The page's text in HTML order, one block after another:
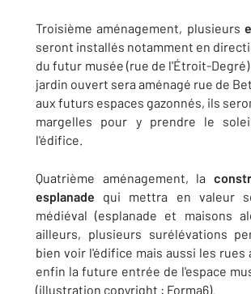
Troisième aménagement, plusieurs
seront installés notamment en
du futur musée (rue de l'Étroit-
jardin ouvert sera aménagé rue de
aux futurs espaces gazonnés, ils
margelles pour y prendre le
l'édifice.
Quatrième aménagement, la
esplanade qui mettra en valeur
médiéval (esplanade et maisons
ailleurs, plusieurs surélévations
bien voir l'édifice mais aussi les rues
enfin la future entrée de l'espace
(illustration copyright : Forma6).